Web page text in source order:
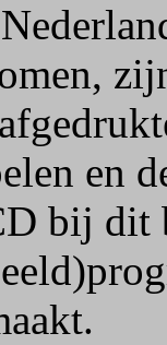
en
bij dit